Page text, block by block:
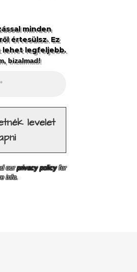
minden
értesülsz. Ez
lehet legfeljebb.
bizalmad!
ourprivacy policyfor
info.